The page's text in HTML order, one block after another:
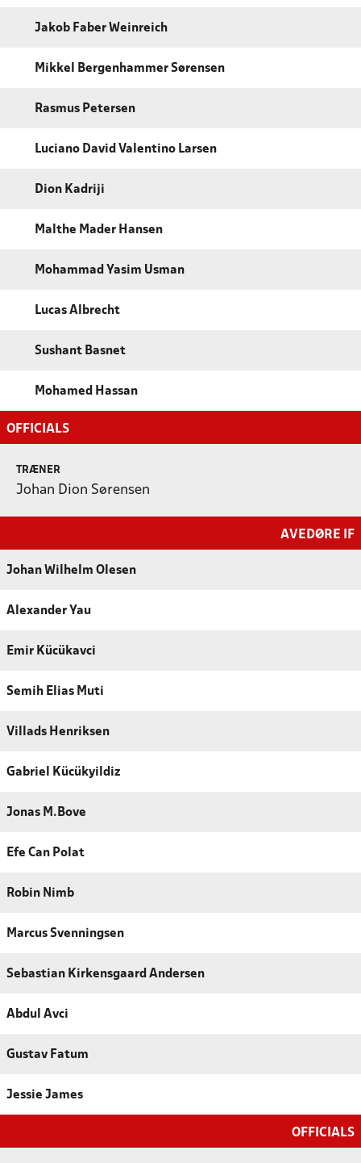
Jakob Faber Weinreich
Mikkel Bergenhammer Sørensen
Rasmus Petersen
Luciano David Valentino Larsen
Dion Kadriji
Malthe Mader Hansen
Mohammad Yasim Usman
Lucas Albrecht
Sushant Basnet
Mohamed Hassan
OFFICIALS
TRÆNER
Johan Dion Sørensen
AVEDØRE IF
Johan Wilhelm Olesen
Alexander Yau
Emir Kücükavci
Semih Elias Muti
Villads Henriksen
Gabriel Kücükyildiz
Jonas M.Bove
Efe Can Polat
Robin Nimb
Marcus Svenningsen
Sebastian Kirkensgaard Andersen
Abdul Avci
Gustav Fatum
Jessie James
OFFICIALS